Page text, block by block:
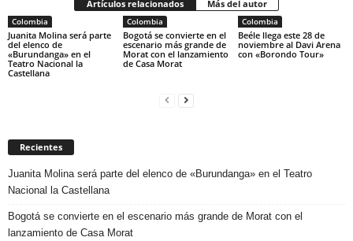
Artículos relacionados Más del autor
Colombia
Juanita Molina será parte
del elenco de
«Burundanga» en el
Teatro Nacional la
Castellana
Colombia
Bogotá se convierte en el
escenario más grande de
Morat con el lanzamiento
de Casa Morat
Colombia
Beéle llega este 28 de
noviembre al Davi Arena
con «Borondo Tour»
Recientes
Juanita Molina será parte del elenco de «Burundanga» en el Teatro
Nacional la Castellana
Bogotá se convierte en el escenario más grande de Morat con el
lanzamiento de Casa Morat